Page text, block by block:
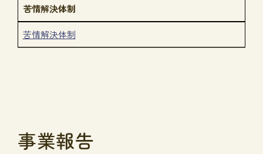
苦情解決体制
苦情解決体制
事業報告